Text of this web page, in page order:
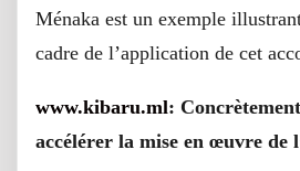
Ménaka est un exemple
cadre de l’application de cet
www.kibaru.ml:
accélérer la mise en œuvre de